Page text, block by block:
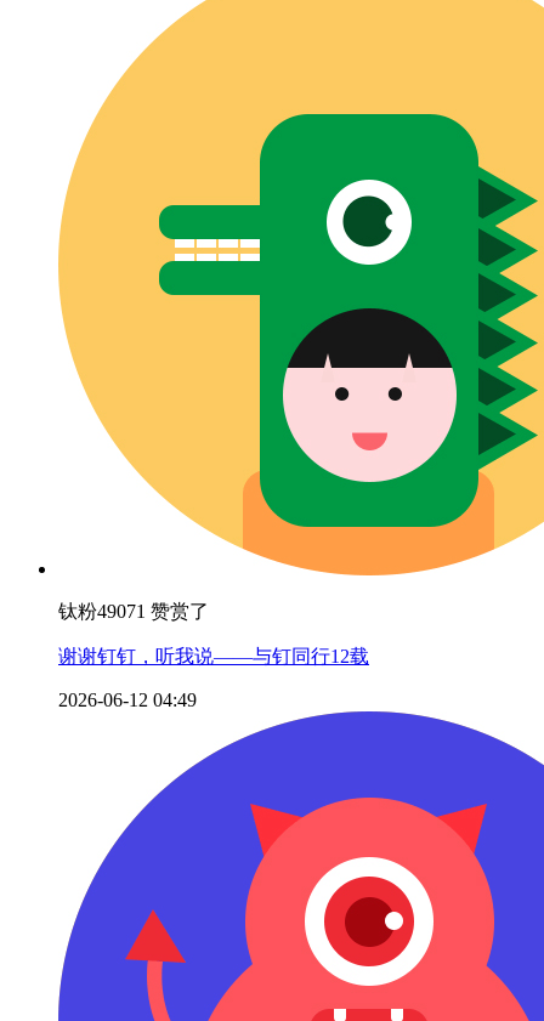
钛粉49071 赞赏了
谢谢钉钉，听我说——与钉同行12载
2026-06-12 04:49